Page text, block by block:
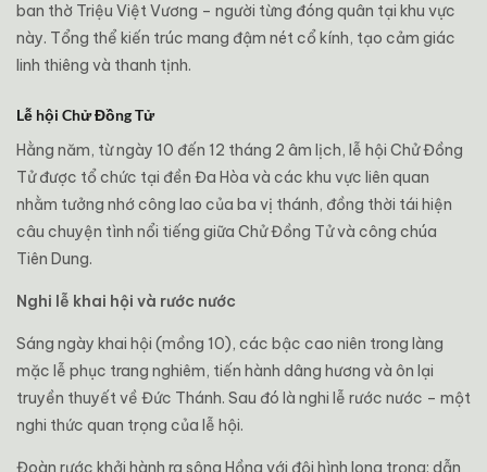
ban thờ Triệu Việt Vương – người từng đóng quân tại khu vực
này. Tổng thể kiến trúc mang đậm nét cổ kính, tạo cảm giác
linh thiêng và thanh tịnh.
Lễ hội Chử Đồng Tử
Hằng năm, từ ngày 10 đến 12 tháng 2 âm lịch, lễ hội Chử Đồng
Tử được tổ chức tại đền Đa Hòa và các khu vực liên quan
nhằm tưởng nhớ công lao của ba vị thánh, đồng thời tái hiện
câu chuyện tình nổi tiếng giữa Chử Đồng Tử và công chúa
Tiên Dung.
Nghi lễ khai hội và rước nước
Sáng ngày khai hội (mồng 10), các bậc cao niên trong làng
mặc lễ phục trang nghiêm, tiến hành dâng hương và ôn lại
truyền thuyết về Đức Thánh. Sau đó là nghi lễ rước nước – một
nghi thức quan trọng của lễ hội.
Đoàn rước khởi hành ra sông Hồng với đội hình long trọng: dẫn